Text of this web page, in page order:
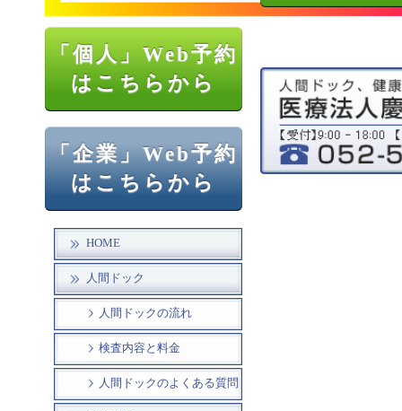
「個人」Web予約
はこちらから
「企業」Web予約
はこちらから
HOME
人間ドック
人間ドックの流れ
検査内容と料金
人間ドックのよくある質問